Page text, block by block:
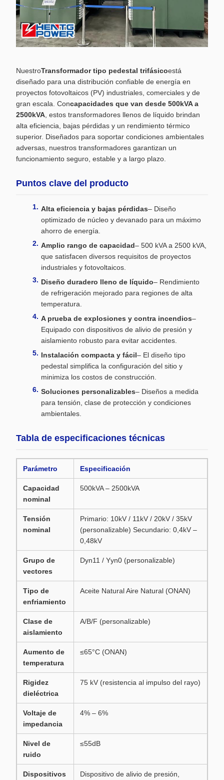
NuestroTransformador tipo pedestal trifásicoestá
diseñado para una distribución confiable de energía en
proyectos fotovoltaicos (PV) industriales, comerciales y de
gran escala. Concapacidades que van desde 500kVA a
2500kVA , estos transformadores llenos de líquido brindan
alta eficiencia, bajas pérdidas y un rendimiento térmico
superior. Diseñados para soportar condiciones ambientales
adversas, nuestros transformadores garantizan un
funcionamiento seguro, estable y a largo plazo.
Puntos clave del producto
Alta eficiencia y bajas pérdidas– Diseño
optimizado de núcleo y devanado para un máximo
ahorro de energía.
Amplio rango de capacidad– 500 kVA a 2500 kVA,
que satisfacen diversos requisitos de proyectos
industriales y fotovoltaicos.
Diseño duradero lleno de líquido– Rendimiento
de refrigeración mejorado para regiones de alta
temperatura.
A prueba de explosiones y contra incendios–
Equipado con dispositivos de alivio de presión y
aislamiento robusto para evitar accidentes.
Instalación compacta y fácil– El diseño tipo
pedestal simplifica la configuración del sitio y
minimiza los costos de construcción.
Soluciones personalizables– Diseños a medida
para tensión, clase de protección y condiciones
ambientales.
Tabla de especificaciones técnicas
Parámetro Especificación
Capacidad
nominal
500kVA – 2500kVA
Tensión
nominal
Primario: 10kV / 11kV / 20kV / 35kV
(personalizable) Secundario: 0,4kV –
0,48kV
Grupo de
vectores
Dyn11 / Yyn0 (personalizable)
Tipo de
enfriamiento
Aceite Natural Aire Natural (ONAN)
Clase de
aislamiento
A/B/F (personalizable)
Aumento de
temperatura
≤65°C (ONAN)
Rigidez
dieléctrica
75 kV (resistencia al impulso del rayo)
Voltaje de
impedancia
4% – 6%
Nivel de
ruido
≤55dB
Dispositivos
Dispositivo de alivio de presión,